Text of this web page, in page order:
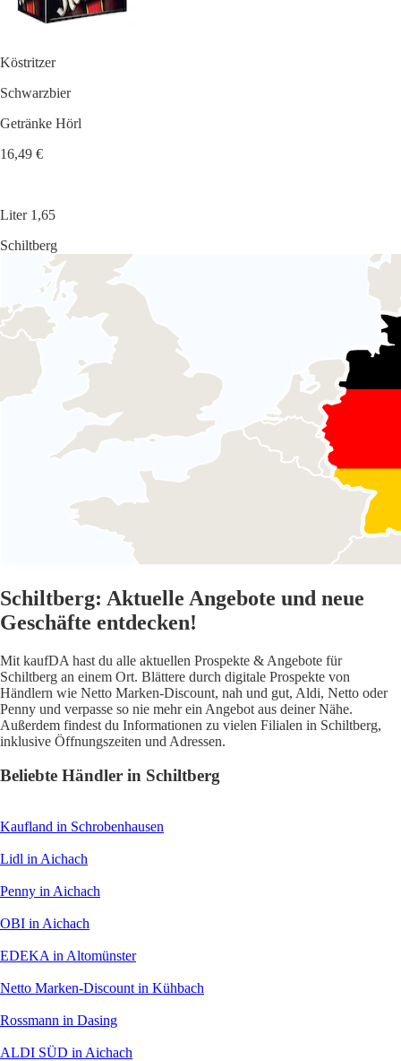
Köstritzer
Schwarzbier
Getränke Hörl
16,49 €
Liter 1,65
Schiltberg
Schiltberg: Aktuelle Angebote und neue
Geschäfte entdecken!
Mit kaufDA hast du alle aktuellen Prospekte & Angebote für
Schiltberg an einem Ort. Blättere durch digitale Prospekte von
Händlern wie Netto Marken-Discount, nah und gut, Aldi, Netto oder
Penny und verpasse so nie mehr ein Angebot aus deiner Nähe.
Außerdem findest du Informationen zu vielen Filialen in Schiltberg,
inklusive Öffnungszeiten und Adressen.
Beliebte Händler in Schiltberg
Kaufland in Schrobenhausen
Lidl in Aichach
Penny in Aichach
OBI in Aichach
EDEKA in Altomünster
Netto Marken-Discount in Kühbach
Rossmann in Dasing
ALDI SÜD in Aichach